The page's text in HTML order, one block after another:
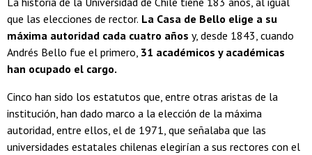
que las elecciones de rector. La Casa de Bello elige a su
máxima autoridad cada cuatro años y, desde 1843, cuando
Andrés Bello fue el primero, 31 académicos y académicas
han ocupado el cargo.
Cinco han sido los estatutos que, entre otras aristas de la
institución, han dado marco a la elección de la máxima
autoridad, entre ellos, el de 1971, que señalaba que las
universidades estatales chilenas elegirían a sus rectores con el